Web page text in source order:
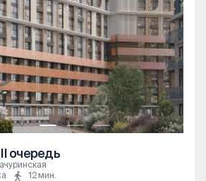
очередь
12 мин.